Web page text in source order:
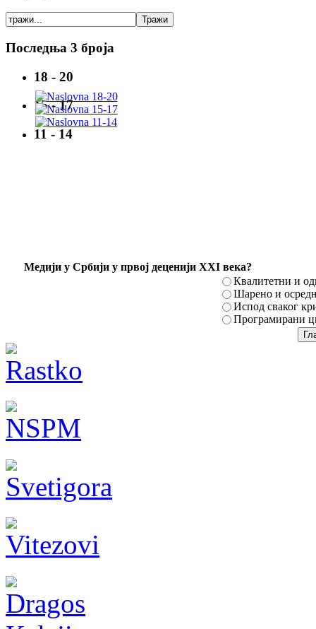
Последња 3 броја
18 - 20
15 - 17
11 - 14
Mедији у Србији у првој деценији XXI века?
Квалитетни и
Шарено и
Испод сваког
Програмирани